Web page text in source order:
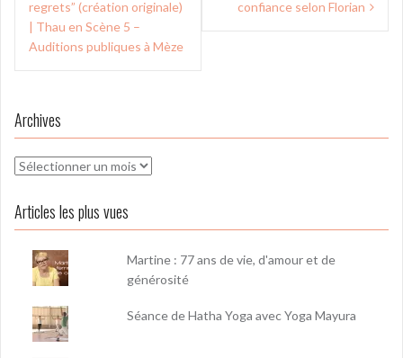
l’article
regrets” (création originale)
| Thau en Scène 5 –
Auditions publiques à Mèze
confiance selon Florian
Archives
Archives
Articles les plus vues
Martine : 77 ans de vie, d'amour et de
générosité
Séance de Hatha Yoga avec Yoga Mayura